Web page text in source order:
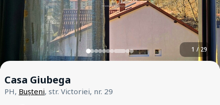
1 / 29
Casa Giubega
PH, Bușteni, str. Victoriei, nr. 29